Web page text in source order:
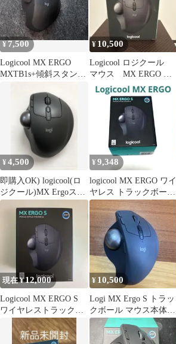
¥ 7,500
Logicool MX ERGO
MXTB1s+傾斜スタンド
¥ 10,500
Logicool ロジクール
マウス MX ERGO ワ
イヤレス
¥4,500
即購入OK) logicool(ロ
ジクール)MX Ergoスイ
ッチ対応【高耐久】
¥ 9,348
logicool MX ERGO ワイ
ヤレス トラックボール
本体
現在 ¥12,000
Logicool MX ERGO S
ワイヤレストラックボ
ール
¥ 10,500
Logi MX Ergo S トラッ
クボール マウス本体
【動作確認済み】